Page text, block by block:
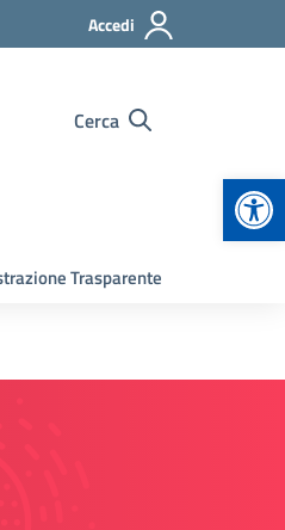
Accedi
Cerca
Trasparente